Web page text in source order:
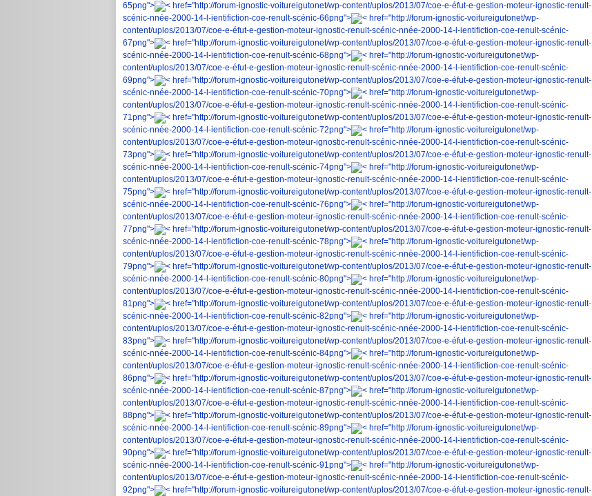
65png">
< href="http://forum-ignostic-voitureigutonet/wp-content/uplos/2013/07/coe-e-éfut-e-gestion-moteur-ignostic-renult-
scénic-nnée-2000-14-l-ientifiction-coe-renult-scénic-66png">
< href="http://forum-ignostic-voitureigutonet/wp-
content/uplos/2013/07/coe-e-éfut-e-gestion-moteur-ignostic-renult-scénic-nnée-2000-14-l-ientifiction-coe-renult-scénic-
67png">
< href="http://forum-ignostic-voitureigutonet/wp-content/uplos/2013/07/coe-e-éfut-e-gestion-moteur-ignostic-renult-
scénic-nnée-2000-14-l-ientifiction-coe-renult-scénic-68png">
< href="http://forum-ignostic-voitureigutonet/wp-
content/uplos/2013/07/coe-e-éfut-e-gestion-moteur-ignostic-renult-scénic-nnée-2000-14-l-ientifiction-coe-renult-scénic-
69png">
< href="http://forum-ignostic-voitureigutonet/wp-content/uplos/2013/07/coe-e-éfut-e-gestion-moteur-ignostic-renult-
scénic-nnée-2000-14-l-ientifiction-coe-renult-scénic-70png">
< href="http://forum-ignostic-voitureigutonet/wp-
content/uplos/2013/07/coe-e-éfut-e-gestion-moteur-ignostic-renult-scénic-nnée-2000-14-l-ientifiction-coe-renult-scénic-
71png">
< href="http://forum-ignostic-voitureigutonet/wp-content/uplos/2013/07/coe-e-éfut-e-gestion-moteur-ignostic-renult-
scénic-nnée-2000-14-l-ientifiction-coe-renult-scénic-72png">
< href="http://forum-ignostic-voitureigutonet/wp-
content/uplos/2013/07/coe-e-éfut-e-gestion-moteur-ignostic-renult-scénic-nnée-2000-14-l-ientifiction-coe-renult-scénic-
73png">
< href="http://forum-ignostic-voitureigutonet/wp-content/uplos/2013/07/coe-e-éfut-e-gestion-moteur-ignostic-renult-
scénic-nnée-2000-14-l-ientifiction-coe-renult-scénic-74png">
< href="http://forum-ignostic-voitureigutonet/wp-
content/uplos/2013/07/coe-e-éfut-e-gestion-moteur-ignostic-renult-scénic-nnée-2000-14-l-ientifiction-coe-renult-scénic-
75png">
< href="http://forum-ignostic-voitureigutonet/wp-content/uplos/2013/07/coe-e-éfut-e-gestion-moteur-ignostic-renult-
scénic-nnée-2000-14-l-ientifiction-coe-renult-scénic-76png">
< href="http://forum-ignostic-voitureigutonet/wp-
content/uplos/2013/07/coe-e-éfut-e-gestion-moteur-ignostic-renult-scénic-nnée-2000-14-l-ientifiction-coe-renult-scénic-
77png">
< href="http://forum-ignostic-voitureigutonet/wp-content/uplos/2013/07/coe-e-éfut-e-gestion-moteur-ignostic-renult-
scénic-nnée-2000-14-l-ientifiction-coe-renult-scénic-78png">
< href="http://forum-ignostic-voitureigutonet/wp-
content/uplos/2013/07/coe-e-éfut-e-gestion-moteur-ignostic-renult-scénic-nnée-2000-14-l-ientifiction-coe-renult-scénic-
79png">
< href="http://forum-ignostic-voitureigutonet/wp-content/uplos/2013/07/coe-e-éfut-e-gestion-moteur-ignostic-renult-
scénic-nnée-2000-14-l-ientifiction-coe-renult-scénic-80png">
< href="http://forum-ignostic-voitureigutonet/wp-
content/uplos/2013/07/coe-e-éfut-e-gestion-moteur-ignostic-renult-scénic-nnée-2000-14-l-ientifiction-coe-renult-scénic-
81png">
< href="http://forum-ignostic-voitureigutonet/wp-content/uplos/2013/07/coe-e-éfut-e-gestion-moteur-ignostic-renult-
scénic-nnée-2000-14-l-ientifiction-coe-renult-scénic-82png">
< href="http://forum-ignostic-voitureigutonet/wp-
content/uplos/2013/07/coe-e-éfut-e-gestion-moteur-ignostic-renult-scénic-nnée-2000-14-l-ientifiction-coe-renult-scénic-
83png">
< href="http://forum-ignostic-voitureigutonet/wp-content/uplos/2013/07/coe-e-éfut-e-gestion-moteur-ignostic-renult-
scénic-nnée-2000-14-l-ientifiction-coe-renult-scénic-84png">
< href="http://forum-ignostic-voitureigutonet/wp-
content/uplos/2013/07/coe-e-éfut-e-gestion-moteur-ignostic-renult-scénic-nnée-2000-14-l-ientifiction-coe-renult-scénic-
86png">
< href="http://forum-ignostic-voitureigutonet/wp-content/uplos/2013/07/coe-e-éfut-e-gestion-moteur-ignostic-renult-
scénic-nnée-2000-14-l-ientifiction-coe-renult-scénic-87png">
< href="http://forum-ignostic-voitureigutonet/wp-
content/uplos/2013/07/coe-e-éfut-e-gestion-moteur-ignostic-renult-scénic-nnée-2000-14-l-ientifiction-coe-renult-scénic-
88png">
< href="http://forum-ignostic-voitureigutonet/wp-content/uplos/2013/07/coe-e-éfut-e-gestion-moteur-ignostic-renult-
scénic-nnée-2000-14-l-ientifiction-coe-renult-scénic-89png">
< href="http://forum-ignostic-voitureigutonet/wp-
content/uplos/2013/07/coe-e-éfut-e-gestion-moteur-ignostic-renult-scénic-nnée-2000-14-l-ientifiction-coe-renult-scénic-
90png">
< href="http://forum-ignostic-voitureigutonet/wp-content/uplos/2013/07/coe-e-éfut-e-gestion-moteur-ignostic-renult-
scénic-nnée-2000-14-l-ientifiction-coe-renult-scénic-91png">
< href="http://forum-ignostic-voitureigutonet/wp-
content/uplos/2013/07/coe-e-éfut-e-gestion-moteur-ignostic-renult-scénic-nnée-2000-14-l-ientifiction-coe-renult-scénic-
92png">
< href="http://forum-ignostic-voitureigutonet/wp-content/uplos/2013/07/coe-e-éfut-e-gestion-moteur-ignostic-renult-